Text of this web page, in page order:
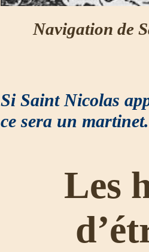
Navigation de
Si Saint Nicolas
ce sera un martinet.
Les